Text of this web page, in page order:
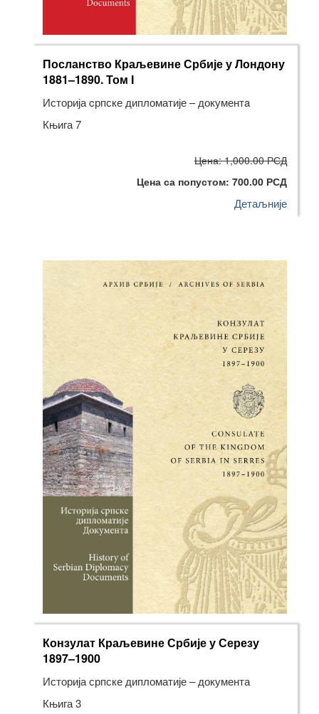
Посланство Краљевине Србије у Лондону
1881–1890. Том I
Историја cрпске дипломатије – документa
Књига 7
Цена: 1,000.00 РСД
Цена са попустом: 700.00 РСД
Детаљније
Конзулат Краљевине Србије у Серезу
1897–1900
Историја српске дипломатије – документа
Књига 3